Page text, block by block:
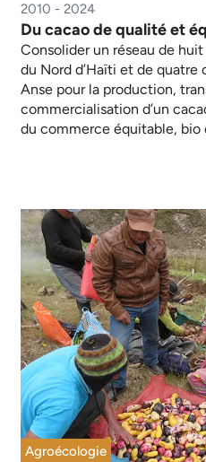
2010 - 2024
Du cacao de qualité et
Consolider un réseau de
du Nord d’Haïti et de quatre
Anse pour la production,
commercialisation d’un
du commerce équitable, bio
Agroécologie